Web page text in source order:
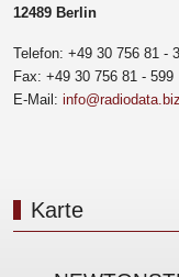
12489 Berlin
Telefon: +49 30 756 81 - 3
Fax: +49 30 756 81 - 599
E-Mail: info@radiodata.biz
Karte